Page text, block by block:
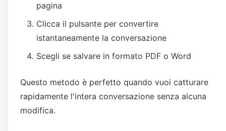
pagina
Clicca il pulsante per convertire
istantaneamente la conversazione
Scegli se salvare in formato PDF o Word
Questo metodo è perfetto quando vuoi catturare
rapidamente l'intera conversazione senza alcuna
modifica.